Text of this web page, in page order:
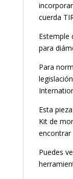
cuerda
Estemple
para
Para
Esta
Kit de
encontrar
Puedes